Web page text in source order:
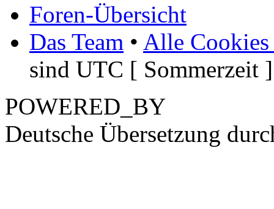
Foren-Übersicht
Das Team • Alle Cookies
sind UTC [ Sommerzeit ]
POWERED_BY
Deutsche Übersetzung